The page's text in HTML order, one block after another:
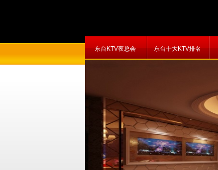
东台KTV夜总会 东台十大KTV排名